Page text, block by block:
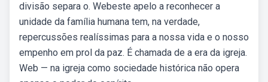
divisão separa o. Webeste apelo a reconhecer a
unidade da família humana tem, na verdade,
repercussões realíssimas para a nossa vida e o nosso
empenho em prol da paz. É chamada de a era da igreja.
Web — na igreja como sociedade histórica não opera